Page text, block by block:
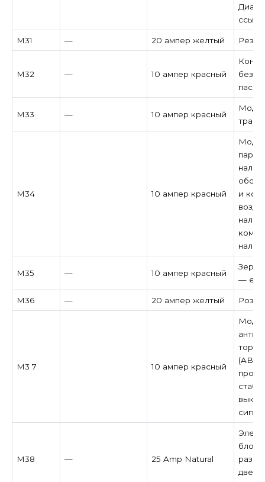
M31 — 20 ампер желтый
M32 — 10 ампер красный
M33 — 10 ампер красный
M34 10 ампер красный
и
M35 — 10 ампер красный
—
M36 — 20 ампер желтый
M3 7 10 ампер красный
(ABS)
M38 — 25 Amp Natural